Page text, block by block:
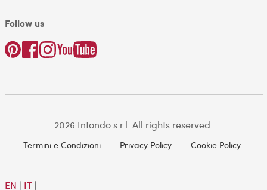
Follow us
2026 Intondo s.r.l. All rights reserved.
Termini e Condizioni Privacy Policy Cookie Policy
EN | IT|